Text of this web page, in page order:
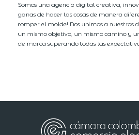
Somos una agencia digital creativa,
ganas de hacer las cosas de manera
romper el molde! Nos unimos a nuestros
un mismo objetivo, un mismo camino y
de marca superando todas las